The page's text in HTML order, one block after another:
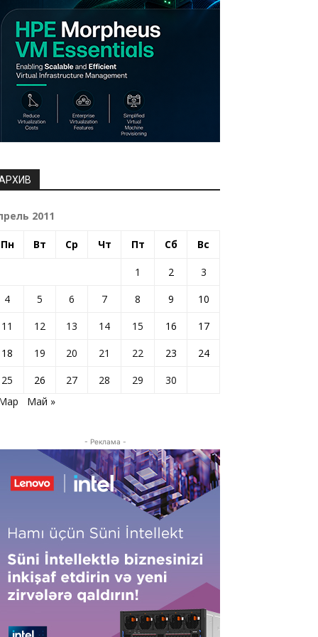
2011
Пн Вт Ср Чт Пт Сб Вс
1 2
3
4
5 6 7 8 9
10
11
12 13 14 15 16
17
18
19 20 21 22 23
24
25
26 27 28 29
30
Май »
- Реклама -